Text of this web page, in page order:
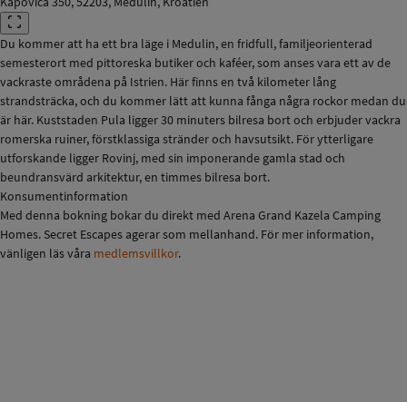
Du kommer att ha ett bra läge i Medulin, en fridfull, familjeorienterad
semesterort med pittoreska butiker och kaféer, som anses vara ett av de
vackraste områdena på Istrien. Här finns en två kilometer lång
strandsträcka, och du kommer lätt att kunna fånga några rockor medan du
är här. Kuststaden Pula ligger 30 minuters bilresa bort och erbjuder vackra
romerska ruiner, förstklassiga stränder och havsutsikt. För ytterligare
utforskande ligger Rovinj, med sin imponerande gamla stad och
beundransvärd arkitektur, en timmes bilresa bort.
Konsumentinformation
Med denna bokning bokar du direkt med Arena Grand Kazela Camping
Homes. Secret Escapes agerar som mellanhand. För mer information,
vänligen läs våra medlemsvillkor.